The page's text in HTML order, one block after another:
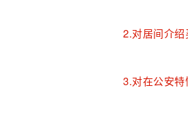
2.对居间介
3.对在公安